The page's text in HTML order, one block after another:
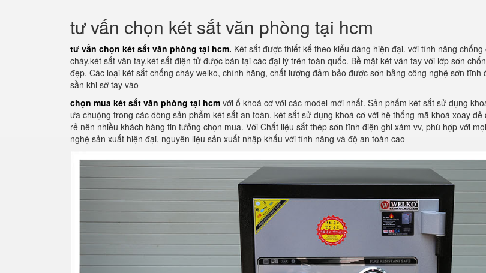
tư vấn chọn két sắt văn phòng tại hcm
tư vấn chọn két sắt văn phòng tại hcm. Két sắt được thiết kế theo kiểu dáng hiện đại. với tính năng
cháy,két sắt vân tay,két sắt điện tử được bán tại các đại lý trên toàn quốc. Bề mặt két vân tay với lớp sơn
đẹp. Các loại két sắt chống cháy welko, chính hãng, chất lượng đảm bảo được sơn bằng công nghệ sơn
sần khi sờ tay vào
chọn mua két sắt văn phòng tại hcm với ổ khoá cơ với các model mới nhất. Sản phẩm két sắt sử dụng
ưa chuộng trong các dòng sản phẩm két sắt an toàn. két sắt sử dụng khoá cơ với hệ thống mã khoá xoay
rẻ nên nhiều khách hàng tin tưởng chọn mua. Với Chất liệu sắt thép sơn tĩnh điện ghi xám vv, phù hợp với
nghệ sản xuất hiện đại, nguyên liệu sản xuất nhập khẩu với tính năng và độ an toàn cao